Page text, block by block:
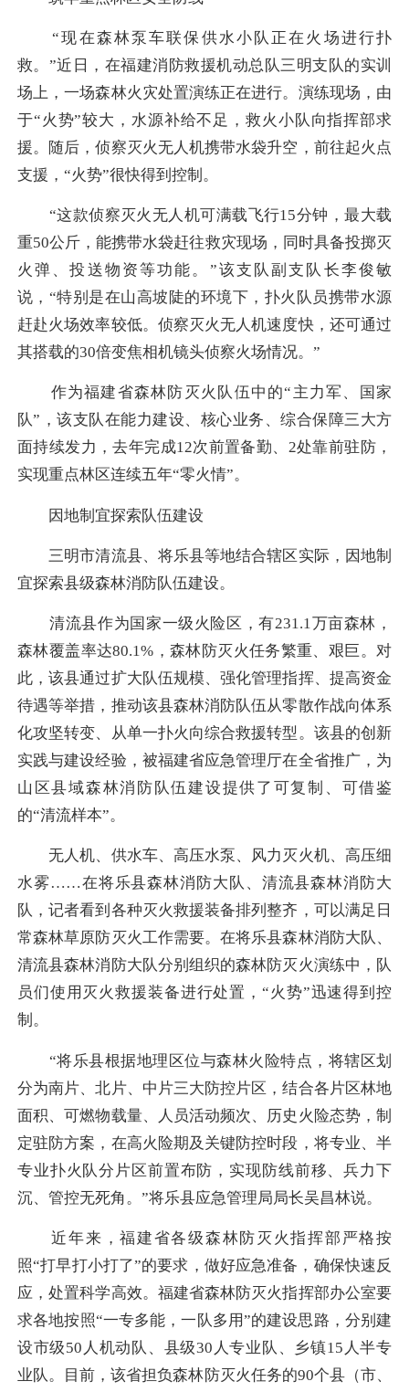
“现在森林泵车联保供水小队正在火场进行扑
救。”近日，在福建消防救援机动总队三明支队的实训
场上，一场森林火灾处置演练正在进行。演练现场，由
于“火势”较大，水源补给不足，救火小队向指挥部求
援。随后，侦察灭火无人机携带水袋升空，前往起火点
支援，“火势”很快得到控制。
“这款侦察灭火无人机可满载飞行15分钟，最大载
重50公斤，能携带水袋赶往救灾现场，同时具备投掷灭
火弹、投送物资等功能。”该支队副支队长李俊敏
说，“特别是在山高坡陡的环境下，扑火队员携带水源
赶赴火场效率较低。侦察灭火无人机速度快，还可通过
其搭载的30倍变焦相机镜头侦察火场情况。”
作为福建省森林防灭火队伍中的“主力军、国家
队”，该支队在能力建设、核心业务、综合保障三大方
面持续发力，去年完成12次前置备勤、2处靠前驻防，
实现重点林区连续五年“零火情”。
因地制宜探索队伍建设
三明市清流县、将乐县等地结合辖区实际，因地制
宜探索县级森林消防队伍建设。
清流县作为国家一级火险区，有231.1万亩森林，
森林覆盖率达80.1%，森林防灭火任务繁重、艰巨。对
此，该县通过扩大队伍规模、强化管理指挥、提高资金
待遇等举措，推动该县森林消防队伍从零散作战向体系
化攻坚转变、从单一扑火向综合救援转型。该县的创新
实践与建设经验，被福建省应急管理厅在全省推广，为
山区县域森林消防队伍建设提供了可复制、可借鉴
的“清流样本”。
无人机、供水车、高压水泵、风力灭火机、高压细
水雾……在将乐县森林消防大队、清流县森林消防大
队，记者看到各种灭火救援装备排列整齐，可以满足日
常森林草原防灭火工作需要。在将乐县森林消防大队、
清流县森林消防大队分别组织的森林防灭火演练中，队
员们使用灭火救援装备进行处置，“火势”迅速得到控
制。
“将乐县根据地理区位与森林火险特点，将辖区划
分为南片、北片、中片三大防控片区，结合各片区林地
面积、可燃物载量、人员活动频次、历史火险态势，制
定驻防方案，在高火险期及关键防控时段，将专业、半
专业扑火队分片区前置布防，实现防线前移、兵力下
沉、管控无死角。”将乐县应急管理局局长吴昌林说。
近年来，福建省各级森林防灭火指挥部严格按
照“打早打小打了”的要求，做好应急准备，确保快速反
应，处置科学高效。福建省森林防灭火指挥部办公室要
求各地按照“一专多能，一队多用”的建设思路，分别建
设市级50人机动队、县级30人专业队、乡镇15人半专
业队。目前，该省担负森林防灭火任务的90个县（市、